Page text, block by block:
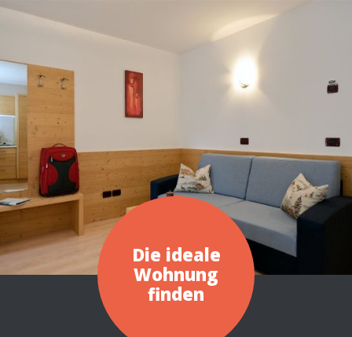
Die ideale
Wohnung
finden